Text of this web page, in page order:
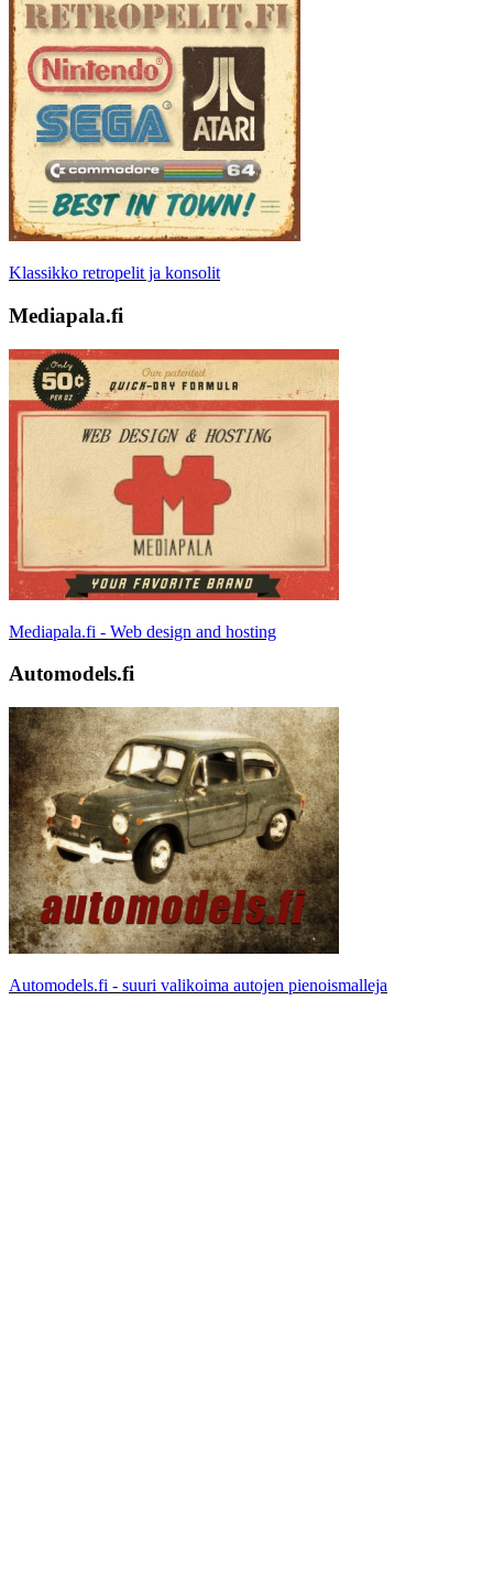
Klassikko retropelit ja konsolit
Mediapala.fi
Mediapala.fi - Web design and hosting
Automodels.fi
Automodels.fi - suuri valikoima autojen pienoismalleja